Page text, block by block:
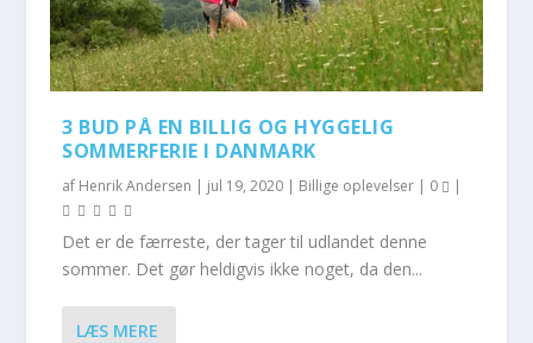
3 BUD PÅ EN BILLIG OG HYGGELIG
SOMMERFERIE I DANMARK
af Henrik Andersen | jul 19, 2020 | Billige oplevelser | 0 |
Det er de færreste, der tager til udlandet denne
sommer. Det gør heldigvis ikke noget, da den...
LÆS MERE